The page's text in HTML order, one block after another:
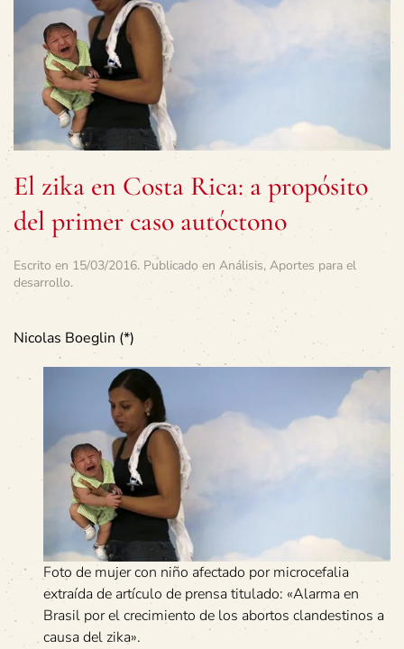
El zika en Costa Rica: a propósito
del primer caso autóctono
Escrito en 15/03/2016. Publicado en Análisis, Aportes para el
desarrollo.
Nicolas Boeglin (*)
Foto de mujer con niño afectado por microcefalia
extraída de artículo de prensa titulado: «Alarma en
Brasil por el crecimiento de los abortos clandestinos a
causa del zika».